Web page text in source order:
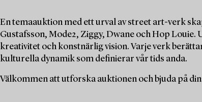
En temaauktion med ett urval av street art-verk
Gustafsson, Mode2, Ziggy, Dwane och Hop Louie.
kreativitet och konstnärlig vision. Varje verk
kulturella dynamik som definierar vår tids anda.
Välkommen att utforska auktionen och bjuda på